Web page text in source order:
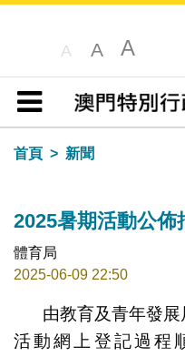
A A A
目錄
首頁
新聞
2025暑期活動公佈
體育局
2025-06-09 22:50
由教育及青年發
活動網上登記過程